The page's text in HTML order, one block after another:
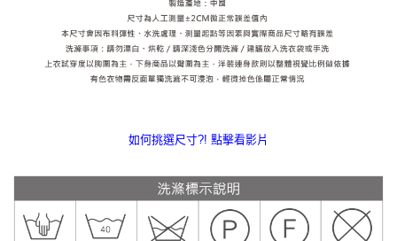
如何挑選尺寸?! 點擊看影片